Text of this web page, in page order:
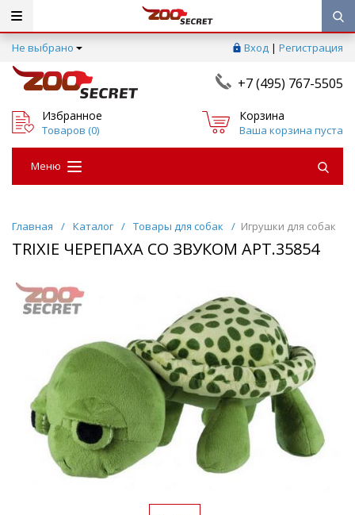
Не выбрано Вход | Регистрация
+7 (495) 767-5505
Избранное
Товаров (0)
Корзина
Ваша корзина пуста
Меню
Главная / Каталог / Товары для собак / Игрушки для собак
TRIXIE ЧЕРЕПАХА СО ЗВУКОМ АРТ.35854